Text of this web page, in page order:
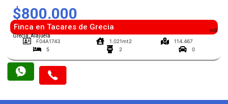
mt2
$800.000
Finca en Tacares de Grecia
Grecia, Alajuela
F04A1743 1.021mt2
114.467
5
2 0